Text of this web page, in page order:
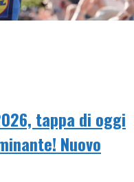
tappa di oggi
Nuovo